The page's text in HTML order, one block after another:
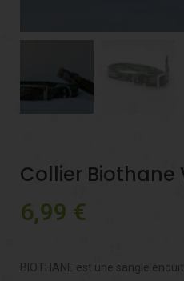
Collier Biothane
6,99 €
BIOTHANE est une sangle